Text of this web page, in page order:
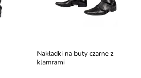
Nakładki na buty czarne z
klamrami